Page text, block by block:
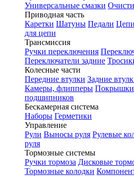
Универсальные смазки
Приводная часть
Каретки Шатуны Педали Цепи
для цепи
Трансмиссия
Ручки переключения
Переключатели задние
Колесные части
Передние втулки Задние
Камеры, флипперы Покрышки
подшипников
Бескамерная система
Наборы Герметики
Управление
Рули Выносы руля Рулевые
руля
Тормозные системы
Ручки тормоза Дисковые
Тормозные колодки